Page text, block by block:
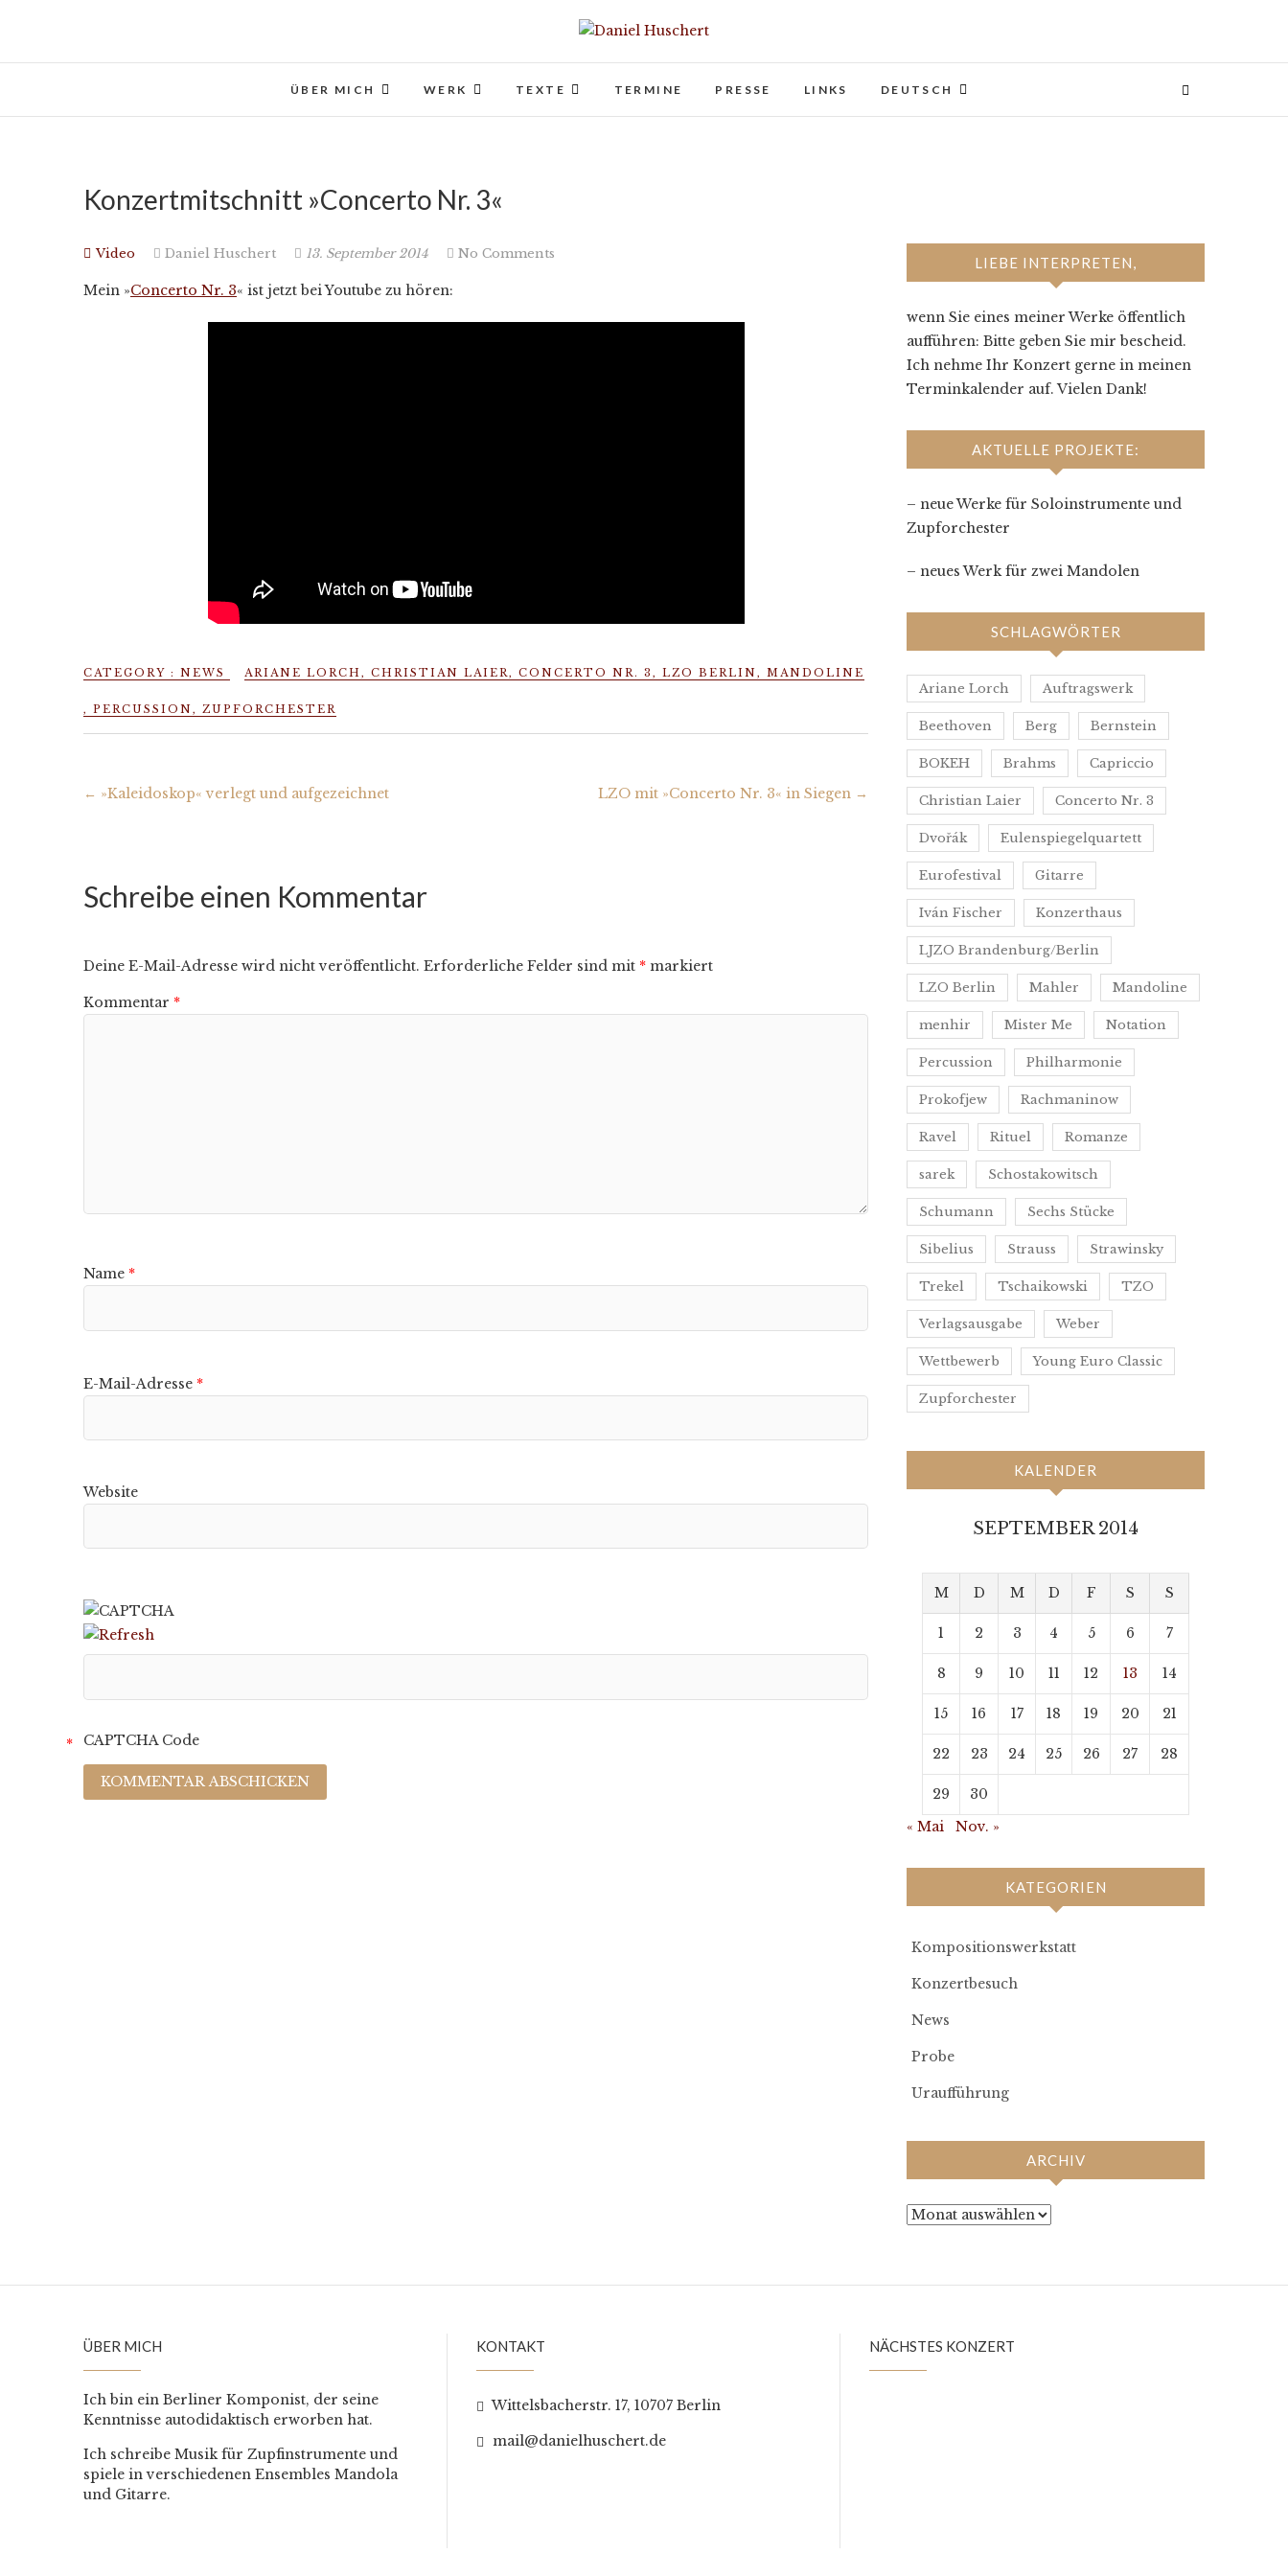
content
Daniel Huschert
ÜBER MICH WERK TEXTE TERMINE PRESSE LINKS DEUTSCH
Konzertmitschnitt »Concerto Nr. 3«
Video Daniel Huschert 13. September 2014 No Comments
Mein »Concerto Nr. 3« ist jetzt bei Youtube zu hören:
CATEGORY : NEWS ARIANE LORCH, CHRISTIAN LAIER, CONCERTO NR. 3 , LZO BERLIN, MANDOLINE
, PERCUSSION, ZUPFORCHESTER
← »Kaleidoskop« verlegt und aufgezeichnet LZO mit »Concerto Nr. 3« in Siegen →
Schreibe einen Kommentar
Deine E-Mail-Adresse wird nicht veröffentlicht. Erforderliche Felder sind mit * markiert
Kommentar *
Name *
E-Mail-Adresse *
Website
CAPTCHA Code
*
LIEBE INTERPRETEN,
wenn Sie eines meiner Werke öffentlich
aufführen: Bitte geben Sie mir bescheid.
Ich nehme Ihr Konzert gerne in meinen
Terminkalender auf. Vielen Dank!
AKTUELLE PROJEKTE:
– neue Werke für Soloinstrumente und
Zupforchester
– neues Werk für zwei Mandolen
SCHLAGWÖRTER
Ariane Lorch Auftragswerk
Beethoven Berg Bernstein
BOKEH Brahms Capriccio
Christian Laier Concerto Nr. 3
Dvořák Eulenspiegelquartett
Eurofestival Gitarre
Iván Fischer Konzerthaus
LJZO Brandenburg/Berlin
LZO Berlin Mahler Mandoline
menhir Mister Me Notation
Percussion Philharmonie
Prokofjew Rachmaninow
Ravel Rituel Romanze
sarek Schostakowitsch
Schumann Sechs Stücke
Sibelius Strauss Strawinsky
Trekel Tschaikowski TZO
Verlagsausgabe Weber
Wettbewerb Young Euro Classic
Zupforchester
KALENDER
SEPTEMBER 2014
M D M D F S S
1 2 3 4 5 6 7
8 9 10 11 12 13 14
15 16 17 18 19 20 21
22 23 24 25 26 27 28
29
30
« Mai
Nov. »
KATEGORIEN
Kompositionswerkstatt
Konzertbesuch
News
Probe
Uraufführung
ARCHIV
Archiv
ÜBER MICH
Ich bin ein Berliner Komponist, der seine
Kenntnisse autodidaktisch erworben hat.
Ich schreibe Musik für Zupfinstrumente und
spiele in verschiedenen Ensembles Mandola
und Gitarre.
KONTAKT
Wittelsbacherstr. 17, 10707 Berlin
mail@danielhuschert.de
NÄCHSTES KONZERT